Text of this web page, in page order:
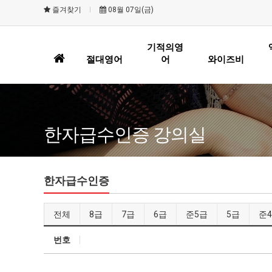
즐겨찾기 08월 07일(금)
홈
로
절대영어
기적의영
어
와이즈비
한자급수인증 강의실
한자급수인증
전체 8급 7급 6급 준5급 5급 준
번호